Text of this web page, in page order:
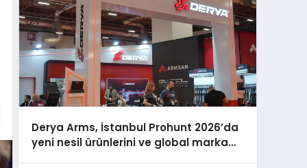
Derya Arms, İstanbul Prohunt 2026’da
yeni nesil ürünlerini ve global marka